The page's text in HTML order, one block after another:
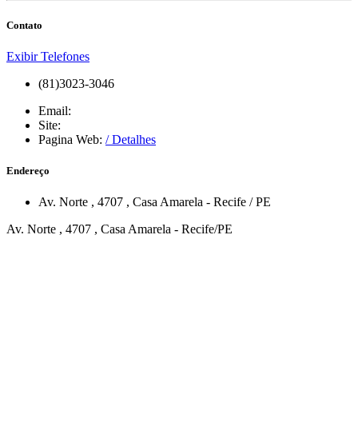
Contato
Exibir Telefones
(81)3023-3046
Email:
Site:
Pagina Web: / Detalhes
Endereço
Av. Norte , 4707 , Casa Amarela - Recife /PE
Av. Norte , 4707 , Casa Amarela - Recife/PE